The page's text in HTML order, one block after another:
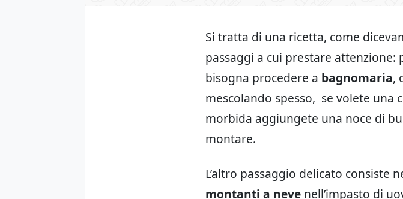
Si tratta di una ricetta, come
passaggi a cui prestare
bisogna procedere a bagnomaria,
mescolando spesso, se volete una
morbida aggiungete una noce di
montare.
L’altro passaggio delicato consiste
montanti a neve nell’impasto di